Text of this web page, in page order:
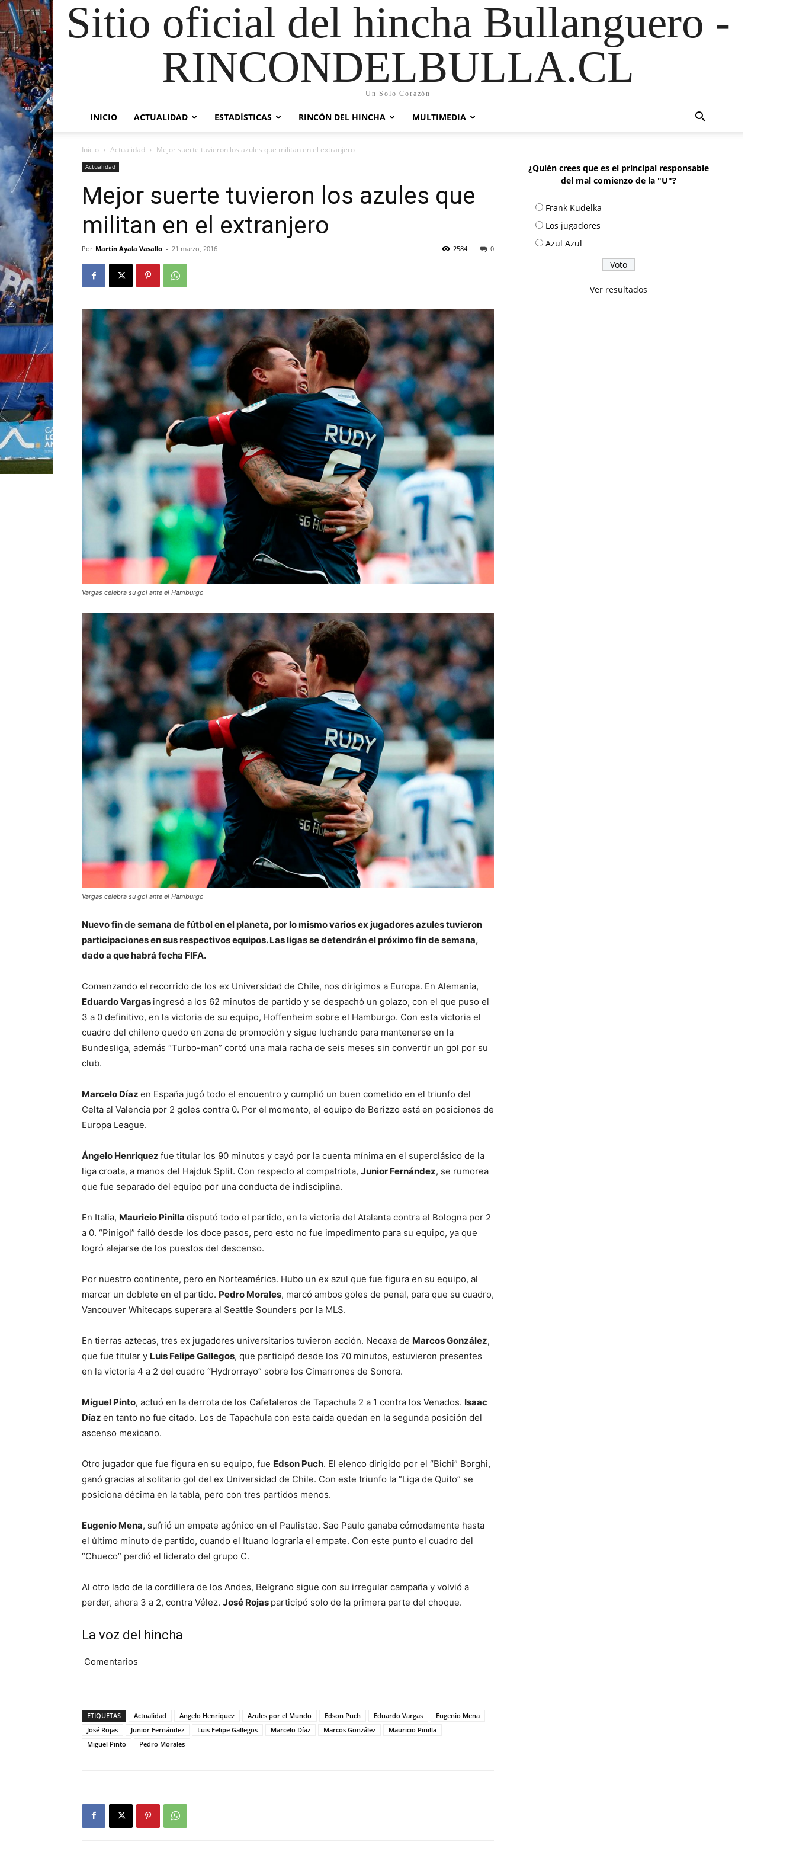
Sitio oficial del hincha Bullanguero -
RINCONDELBULLA.CL
Un Solo Corazón
INICIO ACTUALIDAD ESTADÍSTICAS RINCÓN DEL HINCHA MULTIMEDIA
Inicio Actualidad Mejor suerte tuvieron los azules que militan en el extranjero
Actualidad
Mejor suerte tuvieron los azules que
militan en el extranjero
Por Martín Ayala Vasallo - 21 marzo, 2016 0
2584
Vargas celebra su gol ante el Hamburgo
Vargas celebra su gol ante el Hamburgo
Nuevo fin de semana de fútbol en el planeta, por lo mismo varios ex jugadores azules tuvieron
participaciones en sus respectivos equipos. Las ligas se detendrán el próximo fin de semana,
dado a que habrá fecha FIFA.
Comenzando el recorrido de los ex Universidad de Chile, nos dirigimos a Europa. En Alemania,
Eduardo Vargas ingresó a los 62 minutos de partido y se despachó un golazo, con el que puso el
3 a 0 definitivo, en la victoria de su equipo, Hoffenheim sobre el Hamburgo. Con esta victoria el
cuadro del chileno quedo en zona de promoción y sigue luchando para mantenerse en la
Bundesliga, además “Turbo-man” cortó una mala racha de seis meses sin convertir un gol por su
club.
Marcelo Díaz en España jugó todo el encuentro y cumplió un buen cometido en el triunfo del
Celta al Valencia por 2 goles contra 0. Por el momento, el equipo de Berizzo está en posiciones de
Europa League.
Ángelo Henríquez fue titular los 90 minutos y cayó por la cuenta mínima en el superclásico de la
liga croata, a manos del Hajduk Split. Con respecto al compatriota, Junior Fernández, se rumorea
que fue separado del equipo por una conducta de indisciplina.
En Italia, Mauricio Pinilla disputó todo el partido, en la victoria del Atalanta contra el Bologna por 2
a 0. “Pinigol” falló desde los doce pasos, pero esto no fue impedimento para su equipo, ya que
logró alejarse de los puestos del descenso.
Por nuestro continente, pero en Norteamérica. Hubo un ex azul que fue figura en su equipo, al
marcar un doblete en el partido. Pedro Morales, marcó ambos goles de penal, para que su cuadro,
Vancouver Whitecaps superara al Seattle Sounders por la MLS.
En tierras aztecas, tres ex jugadores universitarios tuvieron acción. Necaxa de Marcos González,
que fue titular y Luis Felipe Gallegos, que participó desde los 70 minutos, estuvieron presentes
en la victoria 4 a 2 del cuadro “Hydrorrayo” sobre los Cimarrones de Sonora.
Miguel Pinto, actuó en la derrota de los Cafetaleros de Tapachula 2 a 1 contra los Venados. Isaac
Díaz en tanto no fue citado. Los de Tapachula con esta caída quedan en la segunda posición del
ascenso mexicano.
Otro jugador que fue figura en su equipo, fue Edson Puch. El elenco dirigido por el “Bichi” Borghi,
ganó gracias al solitario gol del ex Universidad de Chile. Con este triunfo la “Liga de Quito” se
posiciona décima en la tabla, pero con tres partidos menos.
Eugenio Mena, sufrió un empate agónico en el Paulistao. Sao Paulo ganaba cómodamente hasta
el último minuto de partido, cuando el Ituano lograría el empate. Con este punto el cuadro del
“Chueco” perdió el liderato del grupo C.
Al otro lado de la cordillera de los Andes, Belgrano sigue con su irregular campaña y volvió a
perder, ahora 3 a 2, contra Vélez. José Rojas participó solo de la primera parte del choque.
La voz del hincha
Comentarios
ETIQUETAS Actualidad Angelo Henríquez Azules por el Mundo Edson Puch Eduardo Vargas
Eugenio Mena
José Rojas
Junior Fernández Luis Felipe Gallegos Marcelo Díaz Marcos González
Mauricio Pinilla
Miguel Pinto
Pedro Morales
¿Quién crees que es el principal responsable
del mal comienzo de la "U"?
Frank Kudelka
Los jugadores
Azul Azul
Ver resultados